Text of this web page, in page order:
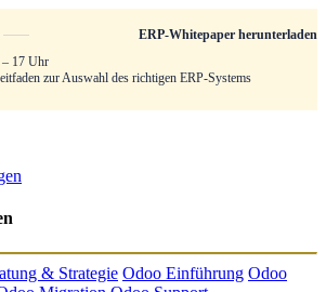
ERP-Whitepaper herunterladen
17 Uhr
zur Auswahl des richtigen ERP-Systems
& Strategie Odoo Einführung Odoo